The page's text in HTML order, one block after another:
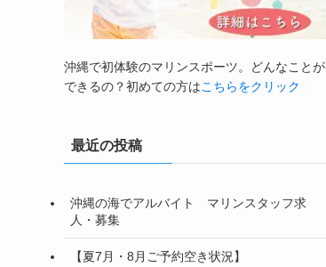
沖縄で初体験のマリンスポーツ。どんなことが
できるの？初めての方はこちらをクリック
最近の投稿
沖縄の海でアルバイト マリンスタッフ求
人・募集
【夏7月・8月ご予約空き状況】